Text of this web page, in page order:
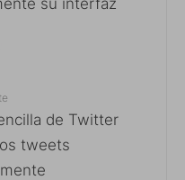
su interfaz
de Twitter
tweets